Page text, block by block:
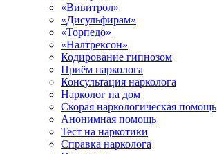
«Вивитрол»
«Дисульфирам»
«Торпедо»
«Налтрексон»
Кодирование гипнозом
Приём нарколога
Консультация нарколога
Нарколог на дом
Скорая наркологическая помощь
Анонимная помощь
Тест на наркотики
Справка нарколога